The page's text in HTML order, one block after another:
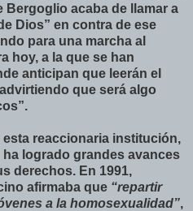
Bergoglio acaba de llamar a
Dios” en contra de ese
para una marcha al
hoy, a la que se han
anticipan que leerán el
que será algo
reaccionaria institución,
logrado grandes avances
derechos. En 1991,
afirmaba que “repartir
a la homosexualidad”,